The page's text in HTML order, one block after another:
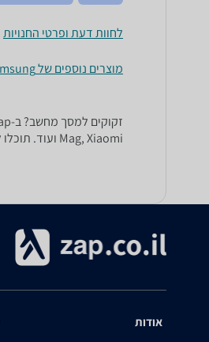
לחוות דעת ופרטי החנויות
מוצרים נוספים של Samsung בזאפ
Mag, Xiaomi ועוד. תוכלו לסנן תוצאות לפי פאנל התצוגה, כגון IPS, VA או OLED, ואף לפי סוג וכמות החיבורים – DP, DVI, HDMI ועוד.
אודות